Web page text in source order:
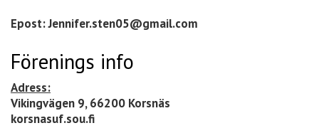
Epost: Jennifer.sten05@gmail.com
Förenings info
Adress:
Vikingvägen 9, 66200 Korsnäs
korsnasuf.sou.fi